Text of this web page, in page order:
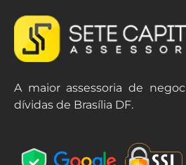
A maior assessoria de
dívidas de Brasília DF.